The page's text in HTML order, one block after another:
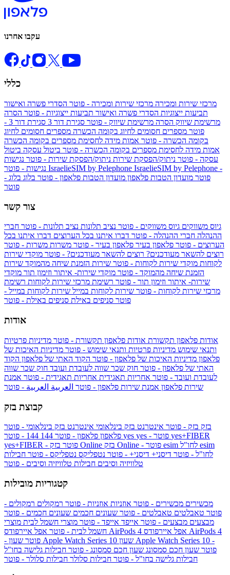
עקבו אחרנו
כללי
מרכזי שירות ומכירה מרכזי שירות ומכירה - פוטר הסדרי פשרה ואישור
תביעות ייצוגיות הסדרי פשרה ואישור תביעות ייצוגיות - פוטר הסרה
מרשימת שיווק הסרה מרשימת שיווק - פוטר סגירת דור 3
סגירת דור 3 -
פוטר מספרים חסומים לחיוג בקומה הכשרה מספרים חסומים לחיוג
בקומה הכשרה - פוטר אמות מידה לחסימת מספרים בקומה הכשרה
אמות מידה לחסימת מספרים בקומה הכשרה - פוטר ביטול עסקה ביטול
עסקה - פוטר ניתוק/הפסקת שירות ניתוק/הפסקת שירות - פוטר נגישות
IsraelieSIM by Pelephone IsraelieSIM by Pelephone -
פוטר מועדון הטבות פלאפון מועדון הטבות פלאפון - פוטר בלוג בלוג -
פוטר
צור קשר
גיוס משווקים גיוס משווקים - פוטר נציב תלונות נציב תלונות - פוטר חברי
ההנהלה חברי ההנהלה - פוטר דברו איתנו בכל הערוצים דברו איתנו בכל
הערוצים - פוטר פלאפון בעיר פלאפון בעיר - פוטר משרות משרות - פוטר
רוצים להשאר מעודכנים? רוצים להשאר מעודכנים? - פוטר מוקדי שירות
לקוחות מוקדי שירות לקוחות - פוטר שירות הזמנת שיחה מהמוקד שירות
הזמנת שיחה מהמוקד - פוטר מוקדי שירות- איתור וזימון תור מוקדי
שירות- איתור וזימון תור - פוטר רשימת מרכזי שירות לקוחות רשימת
מרכזי שירות לקוחות - פוטר שירות לקוחות במייל שירות לקוחות במייל -
פוטר סניפים באילת סניפים באילת - פוטר
אודות
אודות פלאפון תקשורת אודות פלאפון תקשורת - פוטר מדיניות פרטיות
ותנאי שימוש מדיניות פרטיות ותנאי שימוש - פוטר מדיניות האיכות של
פלאפון מדיניות האיכות של פלאפון - פוטר הקוד האתי של פלאפון הקוד
האתי של פלאפון - פוטר חוק שכר שווה לעובדת ועובד חוק שכר שווה
לעובדת ועובד - פוטר אחריות תאגידית אחריות תאגידית - פוטר אמנת
שירות פלאפון אמנת שירות פלאפון - פוטר العربية العربية - פוטר
קבוצת בזק
בזק בזק - פוטר אינטרנט בזק בינלאומי אינטרנט בזק בינלאומי - פוטר
פלאפון פלאפון - פוטר 144 yes
yes+FIBER
yes+FIBER - פוטר בזק Online
esim
לחו"ל - פוטר דיסני+ דיסני+ - פוטר נטפליקס נטפליקס - פוטר חבילות
טלוויזיה וסיבים חבילות טלוויזיה וסיבים - פוטר
קטגוריות מובילות
מכשירים מכשירים - פוטר אוזניות אוזניות - פוטר רמקולים רמקולים -
פוטר טאבלטים טאבלטים - פוטר שעונים חכמים שעונים חכמים - פוטר
מבצעים מבצעים - פוטר אייפד אייפד - פוטר מוצרי חשמל לבית מוצרי
חשמל לבית - פוטר אפל איירפודס AirPods 4 אפל איירפודס AirPods 4
- פוטר שעון Apple Watch Series 10 שעון Apple Watch Series 10 -
פוטר שעון חכם סמסונג שעון חכם סמסונג - פוטר חבילות גלישה בחו"ל
חבילות גלישה בחו"ל - פוטר חבילות סלולר חבילות סלולר - פוטר